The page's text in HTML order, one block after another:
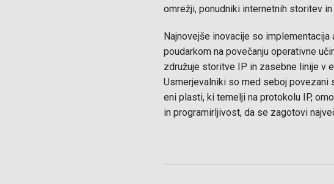
omrežji, ponudniki internetnih storitev
Najnovejše inovacije so implementacija
poudarkom na povečanju operativne
združuje storitve IP in zasebne linije v
Usmerjevalniki so med seboj povezani
eni plasti, ki temelji na protokolu IP,
in programirljivost, da se zagotovi